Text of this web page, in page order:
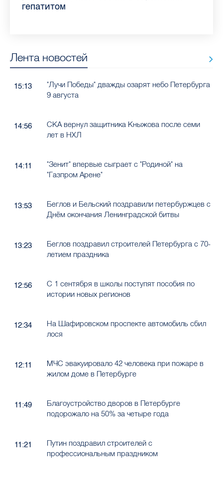
гепатитом
Лента новостей
15:13
"Лучи Победы" дважды озарят небо Петербурга
9 августа
14:56
СКА вернул защитника Кныжова после семи
лет в НХЛ
14:11
"Зенит" впервые сыграет с "Родиной" на
"Газпром Арене"
13:53
Беглов и Бельский поздравили петербуржцев с
Днём окончания Ленинградской битвы
13:23
Беглов поздравил строителей Петербурга с 70-
летием праздника
12:56
С 1 сентября в школы поступят пособия по
истории новых регионов
12:34
На Шафировском проспекте автомобиль сбил
лося
12:11
МЧС эвакуировало 42 человека при пожаре в
жилом доме в Петербурге
11:49
Благоустройство дворов в Петербурге
подорожало на 50% за четыре года
11:21
Путин поздравил строителей с
профессиональным праздником